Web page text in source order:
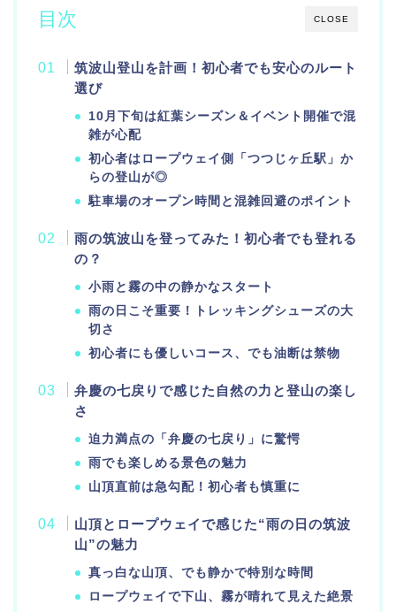
CLOSE
目次
筑波山登山を計画！初心者でも安心のルート
選び
10月下旬は紅葉シーズン＆イベント開催で混
雑が心配
初心者はロープウェイ側「つつじヶ丘駅」か
らの登山が◎
駐車場のオープン時間と混雑回避のポイント
雨の筑波山を登ってみた！初心者でも登れる
の？
小雨と霧の中の静かなスタート
雨の日こそ重要！トレッキングシューズの大
切さ
初心者にも優しいコース、でも油断は禁物
弁慶の七戻りで感じた自然の力と登山の楽し
さ
迫力満点の「弁慶の七戻り」に驚愕
雨でも楽しめる景色の魅力
山頂直前は急勾配！初心者も慎重に
山頂とロープウェイで感じた“雨の日の筑波
山”の魅力
真っ白な山頂、でも静かで特別な時間
ロープウェイで下山、霧が晴れて見えた絶景